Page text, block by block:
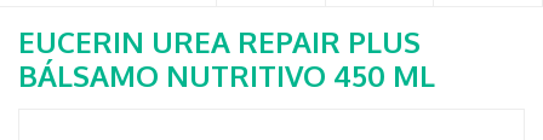
EUCERIN UREA REPAIR PLUS
BÁLSAMO NUTRITIVO 450 ML